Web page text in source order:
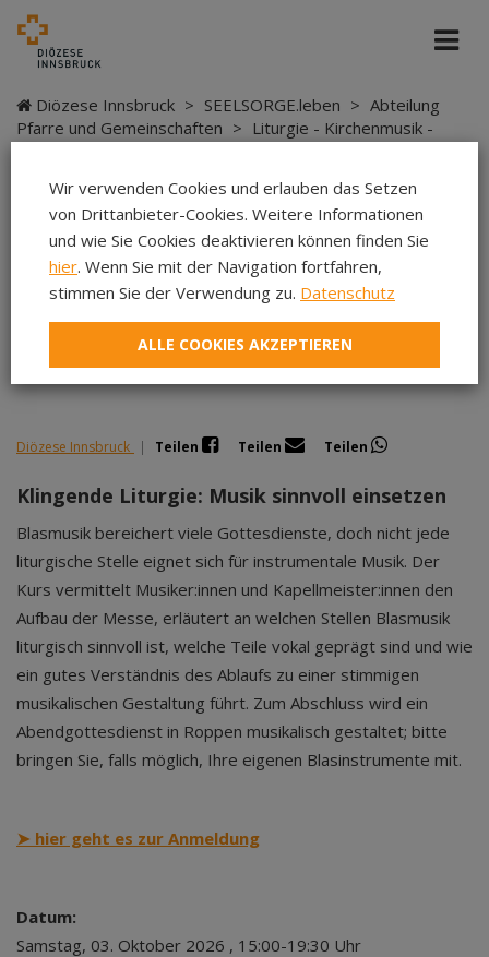
Diözese Innsbruck > SEELSORGE.leben > Abteilung
Pfarre und Gemeinschaften > Liturgie - Kirchenmusik -
Blasmusik im
Gottesdienst
Diözese Innsbruck | Teilen Teilen Teilen
Klingende Liturgie: Musik sinnvoll einsetzen
Blasmusik bereichert viele Gottesdienste, doch nicht jede
liturgische Stelle eignet sich für instrumentale Musik. Der
Kurs vermittelt Musiker:innen und Kapellmeister:innen den
Aufbau der Messe, erläutert an welchen Stellen Blasmusik
liturgisch sinnvoll ist, welche Teile vokal geprägt sind und wie
ein gutes Verständnis des Ablaufs zu einer stimmigen
musikalischen Gestaltung führt. Zum Abschluss wird ein
Abendgottesdienst in Roppen musikalisch gestaltet; bitte
bringen Sie, falls möglich, Ihre eigenen Blasinstrumente mit.
➤ hier geht es zur Anmeldung
Datum:
Samstag, 03. Oktober 2026 , 15:00-19:30 Uhr
Wir verwenden Cookies und erlauben das Setzen
von Drittanbieter-Cookies. Weitere Informationen
und wie Sie Cookies deaktivieren können finden Sie
hier. Wenn Sie mit der Navigation fortfahren,
stimmen Sie der Verwendung zu. Datenschutz
ALLE COOKIES AKZEPTIEREN